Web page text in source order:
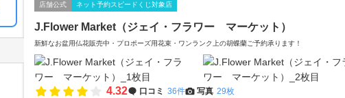
店舗公式 ネット予約スピードくじ対象店
J.Flower Market（ジェイ・フラワー マーケット）
新鮮なお盆用仏花販売中・プロポーズ用花束・ワンランク上の胡蝶蘭ご予約承ります！
4.32 口コミ 36件 写真 29枚